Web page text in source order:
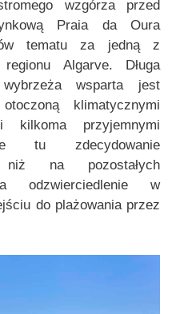
wzgórza przed
Praia da Oura
tematu za jedną z
Algarve. Długa
wsparta jest
klimatycznymi
kilkoma przyjemnymi
tu zdecydowanie
niż na pozostałych
odzwierciedlenie w
do plażowania przez